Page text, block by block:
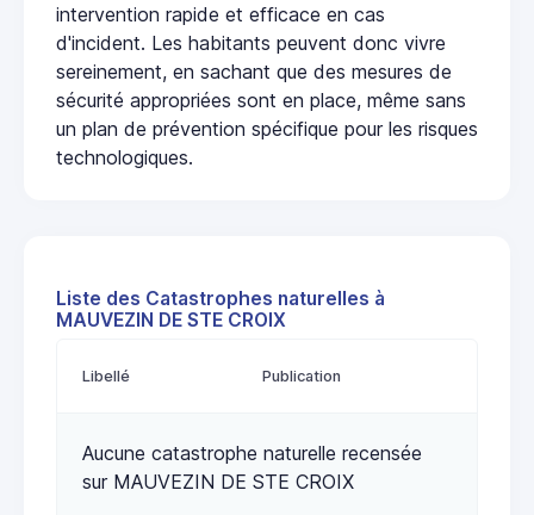
intervention rapide et efficace en cas
d'incident. Les habitants peuvent donc vivre
sereinement, en sachant que des mesures de
sécurité appropriées sont en place, même sans
un plan de prévention spécifique pour les risques
technologiques.
Liste des Catastrophes naturelles à
MAUVEZIN DE STE CROIX
Libellé Publication
Aucune catastrophe naturelle recensée
sur MAUVEZIN DE STE CROIX